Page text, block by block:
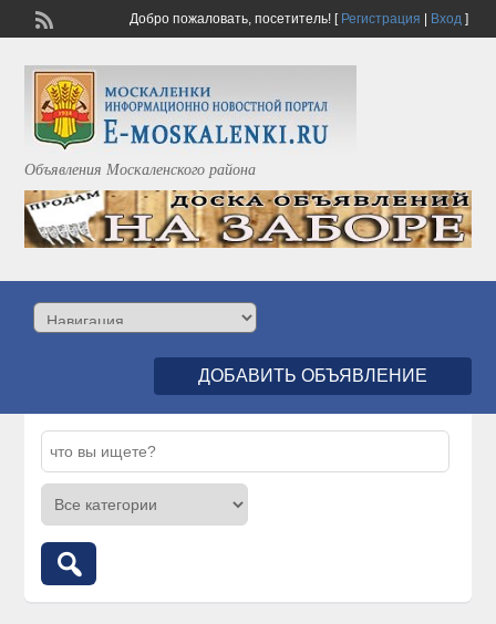
Добро пожаловать, посетитель![ Регистрация Вход]
Объявления Москаленского района
ДОБАВИТЬ ОБЪЯВЛЕНИЕ